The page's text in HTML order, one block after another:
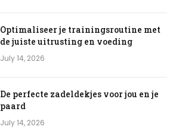
Optimaliseer je trainingsroutine met
de juiste uitrusting en voeding
July 14, 2026
De perfecte zadeldekjes voor jou en je
paard
July 14, 2026